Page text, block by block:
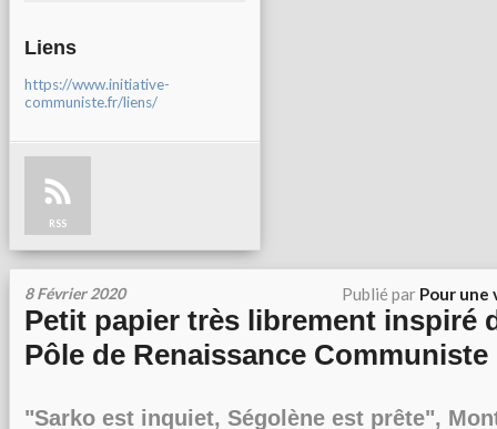
Liens
https://www.initiative-
communiste.fr/liens/
RSS
8 Février 2020 Publié par Pour une
Petit papier très librement inspiré
Pôle de Renaissance Communiste
"Sarko est inquiet, Ségolène est prête",